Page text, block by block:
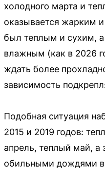
холодного марта и
оказывается жарким
был теплым и сухим,
влажным (как в 2026
ждать более
зависимость
Подобная ситуация
2015 и 2019 годов:
апрель, теплый май, а
обильными дождями в